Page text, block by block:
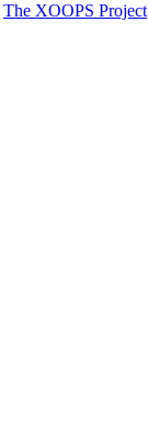
The XOOPS Project